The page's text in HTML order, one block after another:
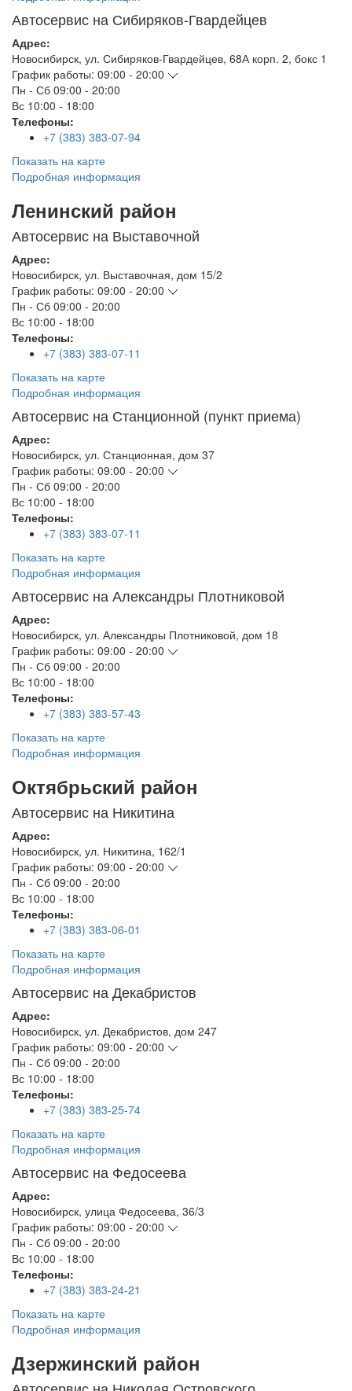
Автосервис на Сибиряков-Гвардейцев
Адрес:
Новосибирск, ул. Сибиряков-Гвардейцев, 68А корп. 2, бокс 1
График работы: 09:00 - 20:00
Пн - Сб 09:00 - 20:00
Вс 10:00 - 18:00
Телефоны:
+7 (383) 383-07-94
Показать на карте
Подробная информация
Ленинский район
Автосервис на Выставочной
Адрес:
Новосибирск, ул. Выставочная, дом 15/2
График работы: 09:00 - 20:00
Пн - Сб 09:00 - 20:00
Вс 10:00 - 18:00
Телефоны:
+7 (383) 383-07-11
Показать на карте
Подробная информация
Автосервис на Станционной (пункт приема)
Адрес:
Новосибирск, ул. Станционная, дом 37
График работы: 09:00 - 20:00
Пн - Сб 09:00 - 20:00
Вс 10:00 - 18:00
Телефоны:
+7 (383) 383-07-11
Показать на карте
Подробная информация
Автосервис на Александры Плотниковой
Адрес:
Новосибирск, ул. Александры Плотниковой, дом 18
График работы: 09:00 - 20:00
Пн - Сб 09:00 - 20:00
Вс 10:00 - 18:00
Телефоны:
+7 (383) 383-57-43
Показать на карте
Подробная информация
Октябрьский район
Автосервис на Никитина
Адрес:
Новосибирск, ул. Никитина, 162/1
График работы: 09:00 - 20:00
Пн - Сб 09:00 - 20:00
Вс 10:00 - 18:00
Телефоны:
+7 (383) 383-06-01
Показать на карте
Подробная информация
Автосервис на Декабристов
Адрес:
Новосибирск, ул. Декабристов, дом 247
График работы: 09:00 - 20:00
Пн - Сб 09:00 - 20:00
Вс 10:00 - 18:00
Телефоны:
+7 (383) 383-25-74
Показать на карте
Подробная информация
Автосервис на Федосеева
Адрес:
Новосибирск, улица Федосеева, 36/3
График работы: 09:00 - 20:00
Пн - Сб 09:00 - 20:00
Вс 10:00 - 18:00
Телефоны:
+7 (383) 383-24-21
Показать на карте
Подробная информация
Дзержинский район